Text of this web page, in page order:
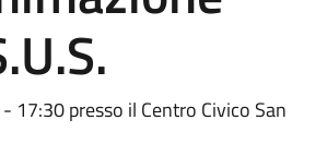
presso il Centro Civico San